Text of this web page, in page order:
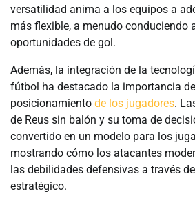
versatilidad anima a los equipos a
más flexible, a menudo conduciendo
oportunidades de gol.
Además, la integración de la
fútbol ha destacado la importancia
posicionamiento de los jugadores.
de Reus sin balón y su toma de
convertido en un modelo para los
mostrando cómo los atacantes
las debilidades defensivas a través
estratégico.